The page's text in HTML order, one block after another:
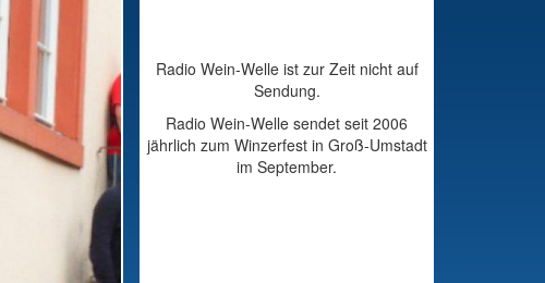
Radio Wein-Welle ist zur Zeit nicht auf
Sendung.
Radio Wein-Welle sendet seit 2006
jährlich zum Winzerfest in Groß-Umstadt
im September.